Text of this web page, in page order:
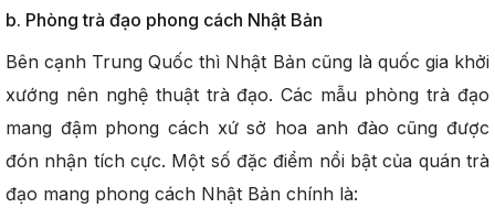
b. Phòng trà đạo phong cách Nhật Bản
Bên cạnh Trung Quốc thì Nhật Bản cũng là quốc gia khởi
xướng nên nghệ thuật trà đạo. Các mẫu phòng trà đạo
mang đậm phong cách xứ sở hoa anh đào cũng được
đón nhận tích cực. Một số đặc điểm nổi bật của quán trà
đạo mang phong cách Nhật Bản chính là: